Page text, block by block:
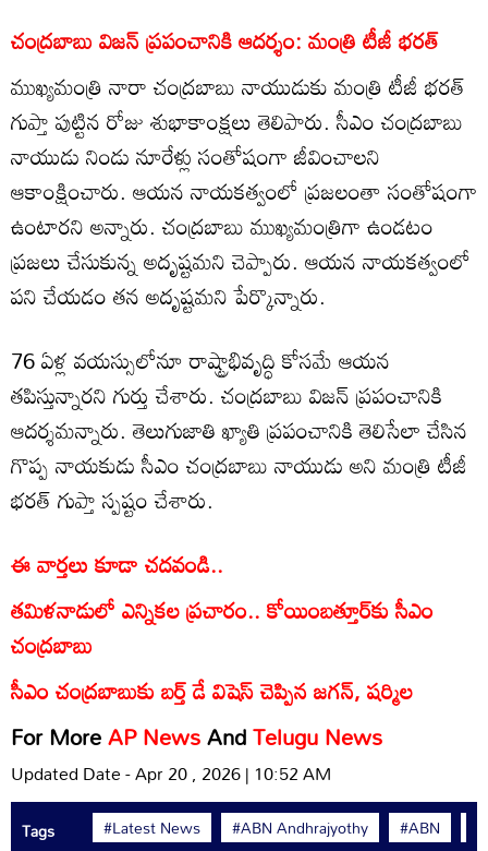
చంద్రబాబు విజన్ ప్రపంచానికి ఆదర్శం: మంత్రి టీజీ భరత్
ముఖ్యమంత్రి నారా చంద్రబాబు నాయుడుకు మంత్రి టీజీ భరత్
గుప్తా పుట్టిన రోజు శుభాకాంక్షలు తెలిపారు. సీఎం చంద్రబాబు
నాయుడు నిండు నూరేళ్లు సంతోషంగా జీవించాలని
ఆకాంక్షించారు. ఆయన నాయ‌క‌త్వంలో ప్రజలంతా సంతోషంగా
ఉంటారని అన్నారు. చంద్రబాబు ముఖ్యమంత్రిగా ఉండటం
ప్రజలు చేసుకున్న అదృష్టమని చెప్పారు. ఆయన నాయకత్వంలో
పని చేయడం తన అదృష్టమని పేర్కొన్నారు.
76 ఏళ్ల వ‌య‌స్సులోనూ రాష్ట్రాభివృద్ధి కోస‌మే ఆయ‌న
త‌పిస్తున్నారని గుర్తు చేశారు. చంద్రబాబు విజన్ ప్రపంచానికి
ఆదర్శమన్నారు. తెలుగుజాతి ఖ్యాతి ప్రపంచానికి తెలిసేలా చేసిన
గొప్ప నాయ‌కుడు సీఎం చంద్రబాబు నాయుడు అని మంత్రి టీజీ
భ‌ర‌త్ గుప్తా స్పష్టం చేశారు.
ఈ వార్తలు కూడా చదవండి..
తమిళనాడులో ఎన్నికల ప్రచారం.. కోయింబత్తూర్‌కు సీఎం
చంద్రబాబు
సీఎం చంద్రబాబుకు బర్త్ డే విషెస్ చెప్పిన జగన్, షర్మిల
For MoreAP NewsAndTelugu News
Updated Date - Apr 20 , 2026 | 10:52 AM
Tags #Latest News #ABN Andhrajyothy #ABN